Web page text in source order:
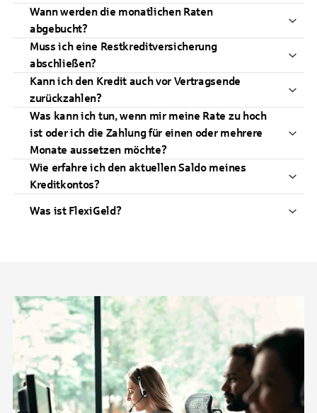
Wann werden die monatlichen Raten
abgebucht?
Muss ich eine Restkreditversicherung
abschließen?
Kann ich den Kredit auch vor Vertragsende
zurückzahlen?
Was kann ich tun, wenn mir meine Rate zu hoch
ist oder ich die Zahlung für einen oder mehrere
Monate aussetzen möchte?
Wie erfahre ich den aktuellen Saldo meines
Kreditkontos?
Was ist FlexiGeld?